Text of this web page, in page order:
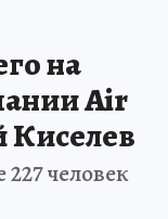
на
Air
Киселев
человек